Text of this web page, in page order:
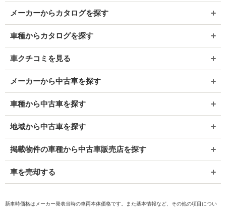
メーカーからカタログを探す
車種からカタログを探す
車クチコミを見る
メーカーから中古車を探す
車種から中古車を探す
地域から中古車を探す
掲載物件の車種から中古車販売店を探す
車を売却する
新車時価格はメーカー発表当時の車両本体価格です。また基本情報など、その他の項目につい